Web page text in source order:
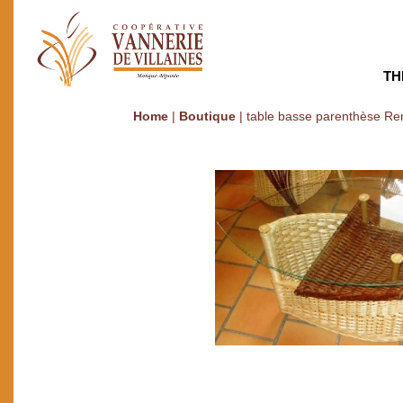
Home| Boutique| table basse parenthèse